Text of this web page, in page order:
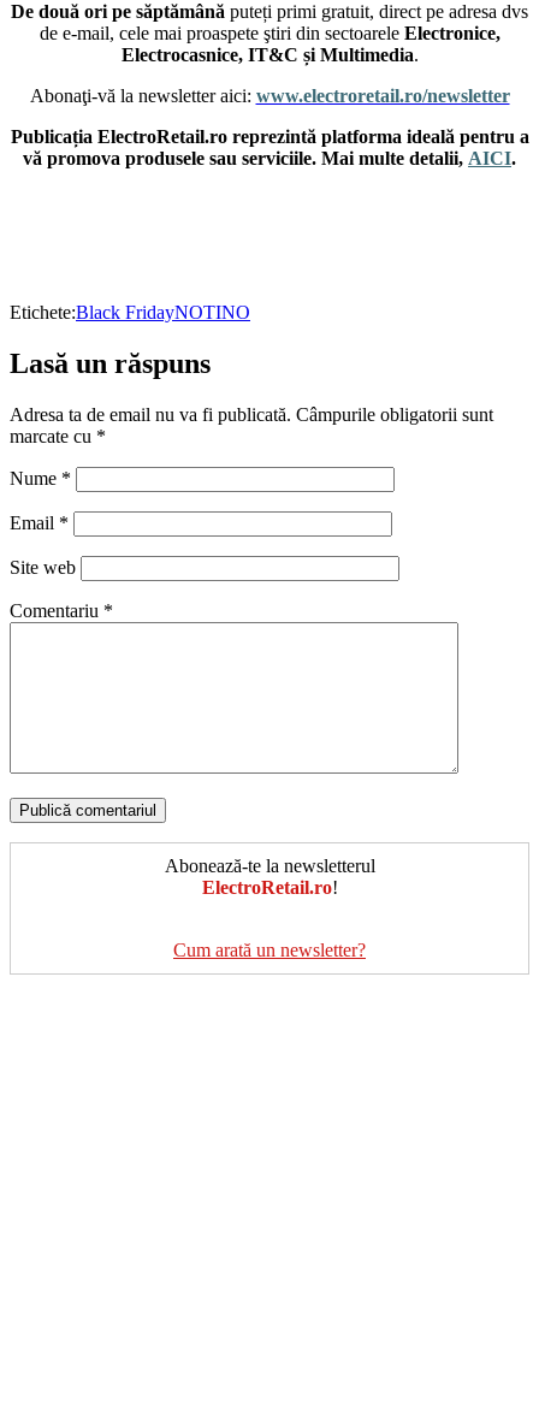
De două ori pe săptămână puteți primi gratuit, direct pe adresa dvs
de e-mail, cele mai proaspete ştiri din sectoarele Electronice,
Electrocasnice, IT&C și Multimedia.
Abonaţi-vă la newsletter aici: www.electroretail.ro/newsletter
Publicația ElectroRetail.ro reprezintă platforma ideală pentru a
vă promova produsele sau serviciile. Mai multe detalii, AICI.
Etichete:Black FridayNOTINO
Lasă un răspuns
Adresa ta de email nu va fi publicată. Câmpurile obligatorii sunt
marcate cu *
Nume *
Email *
Site web
Comentariu *
Abonează-te la newsletterul
ElectroRetail.ro!
Cum arată un newsletter?